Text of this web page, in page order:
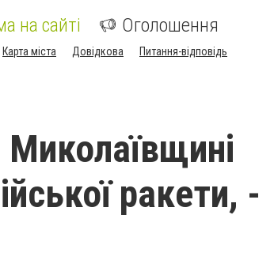
на сайті Оголошення
Карта міста Довідкова Питання-відповідь
Миколаївщині
ракети, -